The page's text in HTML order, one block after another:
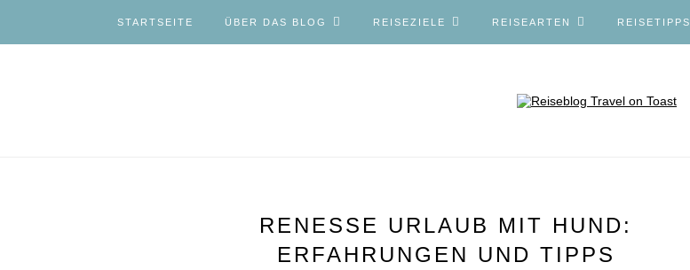
STARTSEITE ÜBER DAS BLOG REISEZIELE REISEARTEN REISETIPPS
RENESSE URLAUB MIT HUND:
ERFAHRUNGEN UND TIPPS